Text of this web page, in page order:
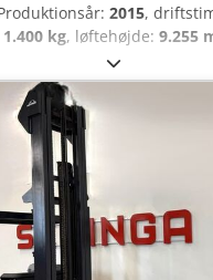
2015,
1.400 kg, løftehøjde: 9.255
, mastetype:
2.080 mm, gaffellængde:
kg, samlet længde:
tyngdepunkt: 600
50 mm ISO-klasse:
Masttype: Triplex
48 V Dkodpfx Apjzira Sjwsr
Hawker Batteriets